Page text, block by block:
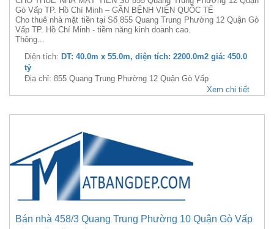
Gò Vấp TP. Hồ Chí Minh – GẦN BỆNH VIỆN QUỐC TẾ
Cho thuê nhà mặt tiền tại Số 855 Quang Trung Phường 12 Quận Gò
Vấp TP. Hồ Chí Minh - tiềm năng kinh doanh cao.
Thông...
Diện tích: DT: 40.0m x 55.0m, diện tích: 2200.0m2 giá: 450.0
tỷ
Địa chỉ: 855 Quang Trung Phường 12 Quận Gò Vấp
Xem chi tiết
Bán nhà 458/3 Quang Trung Phường 10 Quận Gò Vấp